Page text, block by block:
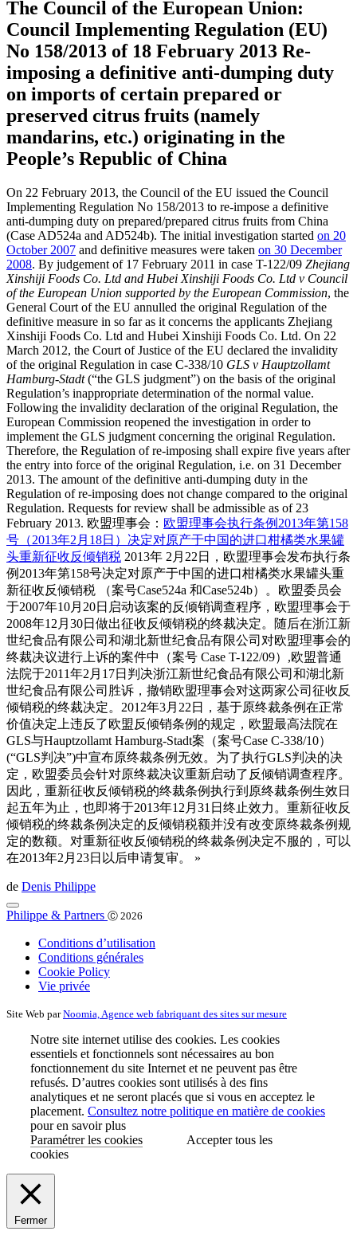
The Council of the European Union:
Council Implementing Regulation (EU)
No 158/2013 of 18 February 2013 Re-
imposing a definitive anti-dumping duty
on imports of certain prepared or
preserved citrus fruits (namely
mandarins, etc.) originating in the
People’s Republic of China
On 22 February 2013, the Council of the EU issued the Council
Implementing Regulation No 158/2013 to re-impose a definitive
anti-dumping duty on prepared/prepared citrus fruits from China
(Case AD524a and AD524b). The initial investigation started on 20
October 2007 and definitive measures were taken on 30 December
2008. By judgement of 17 February 2011 in case T-122/09 Zhejiang
Xinshiji Foods Co. Ltd and Hubei Xinshiji Foods Co. Ltd v Council
of the European Union supported by the European Commission, the
General Court of the EU annulled the original Regulation of the
definitive measure in so far as it concerns the applicants Zhejiang
Xinshiji Foods Co. Ltd and Hubei Xinshiji Foods Co. Ltd. On 22
March 2012, the Court of Justice of the EU declared the invalidity
of the original Regulation in case C-338/10 GLS v Hauptzollamt
Hamburg-Stadt(“the GLS judgment”) on the basis of the original
Regulation’s inappropriate determination of the normal value.
Following the invalidity declaration of the original Regulation, the
European Commission reopened the investigation in order to
implement the GLS judgment concerning the original Regulation.
Therefore, the Regulation of re-imposing shall expire five years after
the entry into force of the original Regulation, i.e. on 31 December
2013. The amount of the definitive anti-dumping duty in the
Regulation of re-imposing does not change compared to the original
Regulation. Requests for review shall be admissible as of 23
February 2013. 欧盟理事会： 欧盟理事会执行条例2013年第158
号（2013年2月18日）决定对原产于中国的进口柑橘类水果罐
头重新征收反倾销税 2013年 2月22日，欧盟理事会发布执行条
例2013年第158号决定对原产于中国的进口柑橘类水果罐头重
新征收反倾销税 （案号Case524a 和Case524b）。欧盟委员会
于2007年10月20日启动该案的反倾销调查程序，欧盟理事会于
2008年12月30日做出征收反倾销税的终裁决定。随后在浙江新
世纪食品有限公司和湖北新世纪食品有限公司对欧盟理事会的
终裁决议进行上诉的案件中（案号 Case T-122/09）,欧盟普通
法院于2011年2月17日判决浙江新世纪食品有限公司和湖北新
世纪食品有限公司胜诉，撤销欧盟理事会对这两家公司征收反
倾销税的终裁决定。2012年3月22日，基于原终裁条例在正常
价值决定上违反了欧盟反倾销条例的规定，欧盟最高法院在
GLS与Hauptzollamt Hamburg-Stadt案（案号Case C-338/10）
(“GLS判决”)中宣布原终裁条例无效。为了执行GLS判决的决
定，欧盟委员会针对原终裁决议重新启动了反倾销调查程序。
因此，重新征收反倾销税的终裁条例执行到原终裁条例生效日
起五年为止，也即将于2013年12月31日终止效力。重新征收反
倾销税的终裁条例决定的反倾销税额并没有改变原终裁条例规
定的数额。对重新征收反倾销税的终裁条例决定不服的，可以
在2013年2月23日以后申请复审。 »
de Denis Philippe
Philippe & Partners Ⓒ 2026
Conditions d’utilisation
Conditions générales
Cookie Policy
Vie privée
Site Web parNoomia, Agence web fabriquant des sites sur mesure
Notre site internet utilise des cookies. Les cookies
essentiels et fonctionnels sont nécessaires au bon
fonctionnement du site Internet et ne peuvent pas être
refusés. D’autres cookies sont utilisés à des fins
analytiques et ne seront placés que si vous en acceptez le
placement. Consultez notre politique en matière de cookies
pour en savoir plus
Paramétrer les cookies
Accepter tous les
cookies
Fermer